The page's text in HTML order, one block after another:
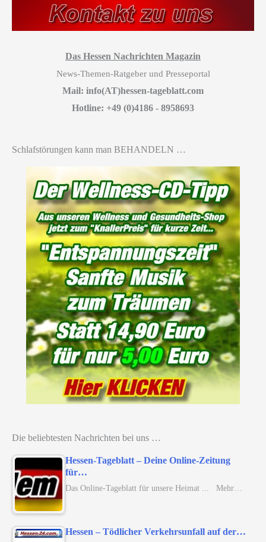
Das Hessen Nachrichten Magazin
News-Themen-Ratgeber und Presseportal
Mail: info(AT)hessen-tageblatt.com
Hotline: +49 (0)4186 - 8958693
Schlafstörungen kann man BEHANDELN …
Die beliebtesten Nachrichten bei uns …
Hessen-Tageblatt – Deine Online-Zeitung
für…
Das Online-Tageblatt für unsere Heimat ... Mehr…
Hessen – Tödlicher Verkehrsunfall auf der…